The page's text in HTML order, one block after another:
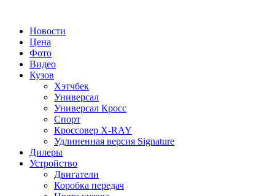
Новости
Цена
Фото
Видео
Кузов
Хэтчбек
Универсал
Универсал Кросс
Спорт
Кроссовер X-RAY
Удлиненная версия Signature
Дилеры
Устройство
Двигатели
Коробка передач